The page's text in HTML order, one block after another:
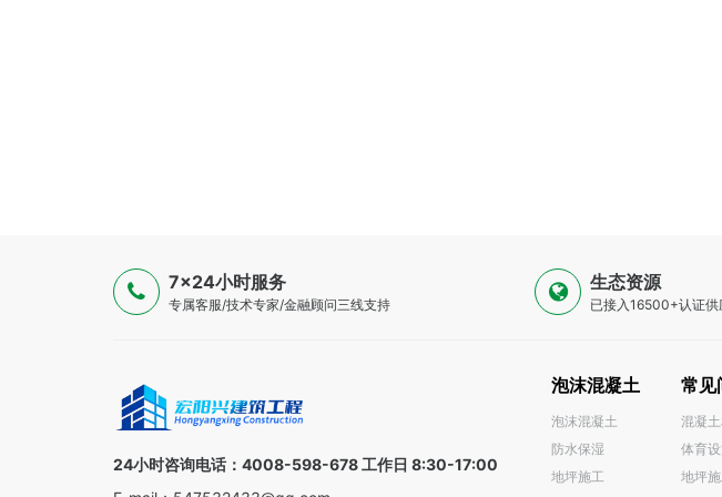
7×24小时服务
专属客服/技术专家/金融顾问三线支持
生态资源
已接入16500+认证
24小时咨询电话：4008-598-678 工作日 8:30-17:00
泡沫混凝土
泡沫混凝土
防水保湿
地坪施工
常见
混凝
体育
地坪